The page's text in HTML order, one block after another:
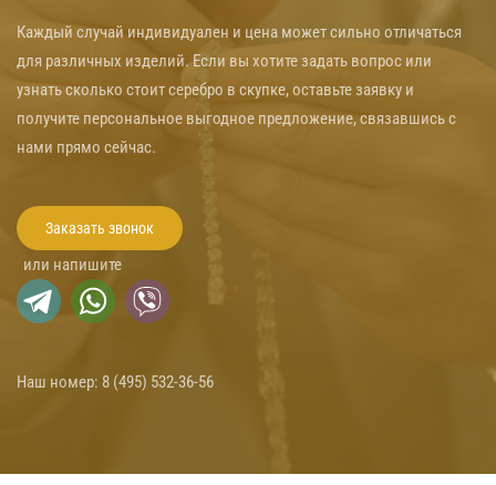
Каждый случай индивидуален и цена может сильно отличаться
для различных изделий. Если вы хотите задать вопрос или
узнать сколько стоит серебро в скупке, оставьте заявку и
получите персональное выгодное предложение, связавшись с
нами прямо сейчас.
Заказать звонок
или напишите
Наш номер: 8 (495) 532-36-56